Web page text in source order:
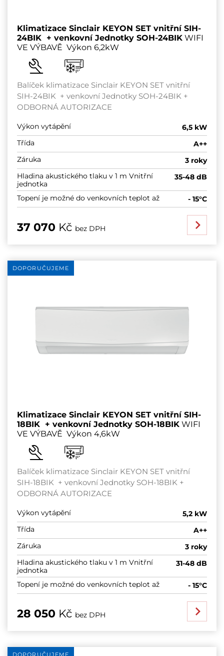
Klimatizace Sinclair KEYON SET vnitřní SIH-
24BIK + venkovní Jednotky SOH-24BIK WIFI
VE VÝBAVĚ Výkon 6,2kW
Balíček klimatizace Sinclair KEYON SET vnitřní
SIH-24BIK + venkovní Jednotky SOH-24BIK +
ODBORNÁ AUTORIZACE
Výkon vytápění
6,5 kW
Třída
A++
Záruka
3 roky
Hladina akustického tlaku v 1 m Vnitřní
jednotka
35-48 dB
Topení je možné do venkovních teplot až - 15°C
37 070 Kč bez DPH
DOPORUČUJEME
Klimatizace Sinclair KEYON SET vnitřní SIH-
18BIK + venkovní Jednotky SOH-18BIK WIFI
VE VÝBAVĚ Výkon 4,6kW
Balíček klimatizace Sinclair KEYON SET vnitřní
SIH-18BIK + venkovní Jednotky SOH-18BIK +
ODBORNÁ AUTORIZACE
Výkon vytápění
5,2 kW
Třída
A++
Záruka
3 roky
Hladina akustického tlaku v 1 m Vnitřní
jednotka
31-48 dB
Topení je možné do venkovních teplot až - 15°C
28 050 Kč bez DPH
DOPORUČUJEME